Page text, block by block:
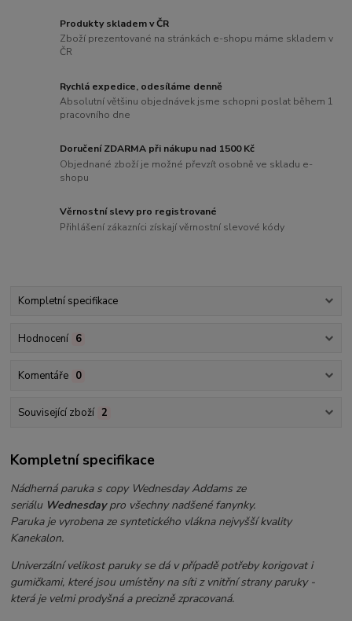
Produkty skladem v ČR
Zboží prezentované na stránkách e-shopu máme skladem v
ČR
Rychlá expedice, odesíláme denně
Absolutní většinu objednávek jsme schopni poslat během 1
pracovního dne
Doručení ZDARMA při nákupu nad 1500 Kč
Objednané zboží je možné převzít osobně ve skladu e-
shopu
Věrnostní slevy pro registrované
Přihlášení zákazníci získají věrnostní slevové kódy
Kompletní specifikace
Hodnocení 6
Komentáře 0
Související zboží 2
Kompletní specifikace
Nádherná paruka s copy Wednesday Addams ze
seriálu Wednesdaypro všechny nadšené fanynky.
Paruka je vyrobena ze syntetického vlákna nejvyšší kvality
Kanekalon.
Univerzální velikost paruky se dá v případě potřeby korigovat i
gumičkami, které jsou umístěny na síti z vnitřní strany paruky -
která je velmi prodyšná a precizně zpracovaná.